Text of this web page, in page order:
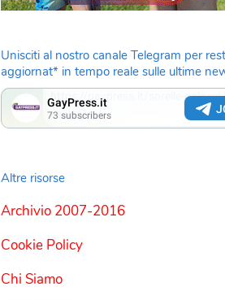
Unisciti al nostro canale Telegram per
aggiornat* in tempo reale sulle ultime
Altre risorse
Archivio 2007-2016
Cookie Policy
Chi Siamo